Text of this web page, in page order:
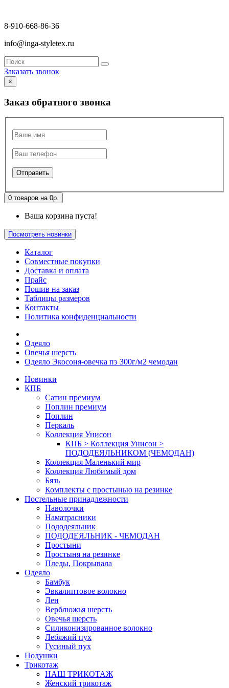
8-910-668-86-36
info@inga-styletex.ru
Заказать звонок
×
Заказ обратного звонка
0 товаров на 0р.
Ваша корзина пуста!
Посмотреть новинки
Каталог
Совместные покупки
Доставка и оплата
Прайс
Пошив на заказ
Таблицы размеров
Контакты
Политика конфиденциальности
Одеяло
Овечья шерсть
Одеяло Экосоня-овечка пэ 300г/м2 чемодан
Новинки
КПБ
Сатин премиум
Поплин премиум
Поплин
Перкаль
Коллекция Унисон
КПБ > Коллекция Унисон >
ПОДОДЕЯЛЬНИКОМ (ЧЕМОДАН)
Коллекция Маленький мир
Коллекция Любимый дом
Бязь
Комплекты с простынью на резинке
Постельные принадлежности
Наволочки
Наматрасники
Пододеяльник
ПОДОДЕЯЛЬНИК - ЧЕМОДАН
Простыни
Простыня на резинке
Пледы, Покрывала
Одеяло
Бамбук
Эвкалиптовое волокно
Лен
Верблюжья шерсть
Овечья шерсть
Силиконизированное волокно
Лебяжий пух
Гусиный пух
Подушки
Трикотаж
НАШ ТРИКОТАЖ
Женский трикотаж